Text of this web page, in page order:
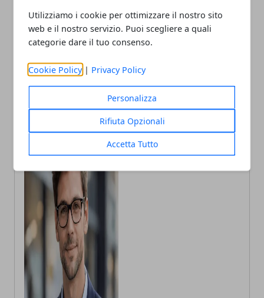
Utilizziamo i cookie per ottimizzare il nostro sito
web e il nostro servizio. Puoi scegliere a quali
categorie dare il tuo consenso.
Cookie Policy | Privacy Policy
Personalizza
Rifiuta Opzionali
Accetta Tutto
Abbondanti nevicate in
montagna: rischio
valanghe elevato alle alte
quote